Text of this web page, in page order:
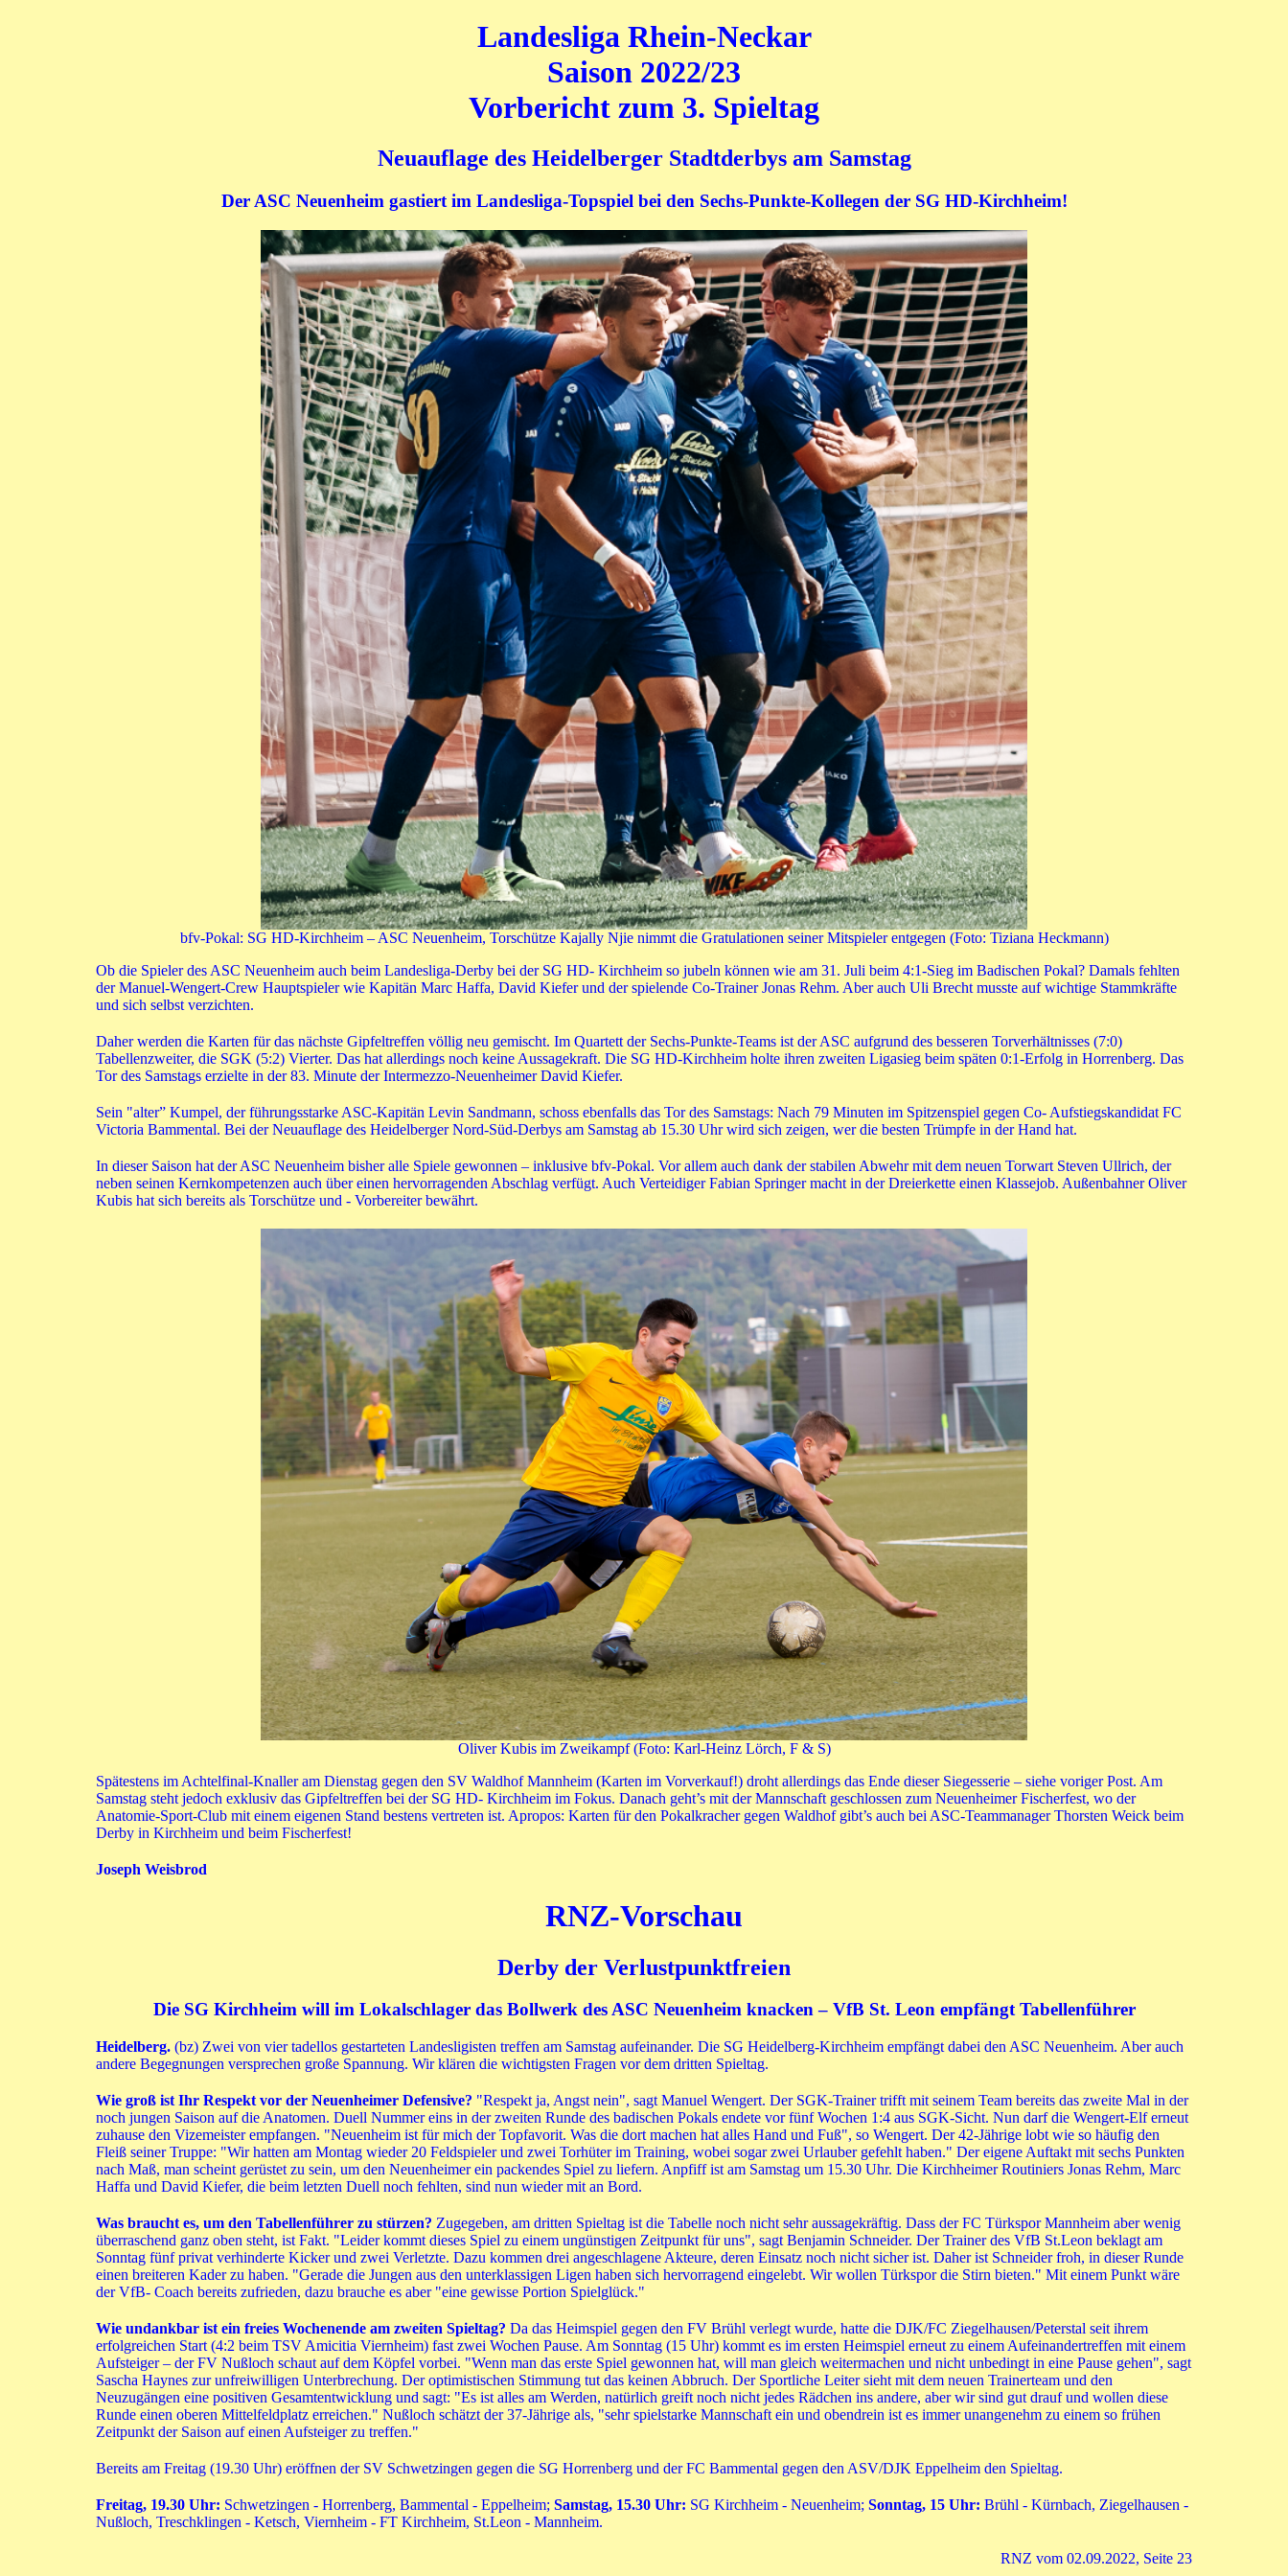
Landesliga Rhein-Neckar
Saison 2022/23
Vorbericht zum 3. Spieltag
Neuauflage des Heidelberger Stadtderbys am Samstag
Der ASC Neuenheim gastiert im Landesliga-Topspiel bei den Sechs-Punkte-Kollegen der SG HD-Kirchheim!
bfv-Pokal: SG HD-Kirchheim – ASC Neuenheim, Torschütze Kajally Njie nimmt die Gratulationen seiner Mitspieler entgegen (Foto: Tiziana Heckmann)
Ob die Spieler des ASC Neuenheim auch beim Landesliga-Derby bei der SG HD- Kirchheim so jubeln können wie am 31. Juli beim 4:1-Sieg im Badischen Pokal? Damals fehlten
der Manuel-Wengert-Crew Hauptspieler wie Kapitän Marc Haffa, David Kiefer und der spielende Co-Trainer Jonas Rehm. Aber auch Uli Brecht musste auf wichtige Stammkräfte
und sich selbst verzichten.
Daher werden die Karten für das nächste Gipfeltreffen völlig neu gemischt. Im Quartett der Sechs-Punkte-Teams ist der ASC aufgrund des besseren Torverhältnisses (7:0)
Tabellenzweiter, die SGK (5:2) Vierter. Das hat allerdings noch keine Aussagekraft. Die SG HD-Kirchheim holte ihren zweiten Ligasieg beim späten 0:1-Erfolg in Horrenberg. Das
Tor des Samstags erzielte in der 83. Minute der Intermezzo-Neuenheimer David Kiefer.
Sein "alter” Kumpel, der führungsstarke ASC-Kapitän Levin Sandmann, schoss ebenfalls das Tor des Samstags: Nach 79 Minuten im Spitzenspiel gegen Co- Aufstiegskandidat FC
Victoria Bammental. Bei der Neuauflage des Heidelberger Nord-Süd-Derbys am Samstag ab 15.30 Uhr wird sich zeigen, wer die besten Trümpfe in der Hand hat.
In dieser Saison hat der ASC Neuenheim bisher alle Spiele gewonnen – inklusive bfv-Pokal. Vor allem auch dank der stabilen Abwehr mit dem neuen Torwart Steven Ullrich, der
neben seinen Kernkompetenzen auch über einen hervorragenden Abschlag verfügt. Auch Verteidiger Fabian Springer macht in der Dreierkette einen Klassejob. Außenbahner Oliver
Kubis hat sich bereits als Torschütze und - Vorbereiter bewährt.
Oliver Kubis im Zweikampf (Foto: Karl-Heinz Lörch, F & S)
Spätestens im Achtelfinal-Knaller am Dienstag gegen den SV Waldhof Mannheim (Karten im Vorverkauf!) droht allerdings das Ende dieser Siegesserie – siehe voriger Post. Am
Samstag steht jedoch exklusiv das Gipfeltreffen bei der SG HD- Kirchheim im Fokus. Danach geht’s mit der Mannschaft geschlossen zum Neuenheimer Fischerfest, wo der
Anatomie-Sport-Club mit einem eigenen Stand bestens vertreten ist. Apropos: Karten für den Pokalkracher gegen Waldhof gibt’s auch bei ASC-Teammanager Thorsten Weick beim
Derby in Kirchheim und beim Fischerfest!
Joseph Weisbrod
RNZ-Vorschau
Derby der Verlustpunktfreien
Die SG Kirchheim will im Lokalschlager das Bollwerk des ASC Neuenheim knacken – VfB St. Leon empfängt Tabellenführer
Heidelberg. (bz) Zwei von vier tadellos gestarteten Landesligisten treffen am Samstag aufeinander. Die SG Heidelberg-Kirchheim empfängt dabei den ASC Neuenheim. Aber auch
andere Begegnungen versprechen große Spannung. Wir klären die wichtigsten Fragen vor dem dritten Spieltag.
Wie groß ist Ihr Respekt vor der Neuenheimer Defensive? "Respekt ja, Angst nein", sagt Manuel Wengert. Der SGK-Trainer trifft mit seinem Team bereits das zweite Mal in der
noch jungen Saison auf die Anatomen. Duell Nummer eins in der zweiten Runde des badischen Pokals endete vor fünf Wochen 1:4 aus SGK-Sicht. Nun darf die Wengert-Elf erneut
zuhause den Vizemeister empfangen. "Neuenheim ist für mich der Topfavorit. Was die dort machen hat alles Hand und Fuß", so Wengert. Der 42-Jährige lobt wie so häufig den
Fleiß seiner Truppe: "Wir hatten am Montag wieder 20 Feldspieler und zwei Torhüter im Training, wobei sogar zwei Urlauber gefehlt haben." Der eigene Auftakt mit sechs Punkten
nach Maß, man scheint gerüstet zu sein, um den Neuenheimer ein packendes Spiel zu liefern. Anpfiff ist am Samstag um 15.30 Uhr. Die Kirchheimer Routiniers Jonas Rehm, Marc
Haffa und David Kiefer, die beim letzten Duell noch fehlten, sind nun wieder mit an Bord.
Was braucht es, um den Tabellenführer zu stürzen? Zugegeben, am dritten Spieltag ist die Tabelle noch nicht sehr aussagekräftig. Dass der FC Türkspor Mannheim aber wenig
überraschend ganz oben steht, ist Fakt. "Leider kommt dieses Spiel zu einem ungünstigen Zeitpunkt für uns", sagt Benjamin Schneider. Der Trainer des VfB St.Leon beklagt am
Sonntag fünf privat verhinderte Kicker und zwei Verletzte. Dazu kommen drei angeschlagene Akteure, deren Einsatz noch nicht sicher ist. Daher ist Schneider froh, in dieser Runde
einen breiteren Kader zu haben. "Gerade die Jungen aus den unterklassigen Ligen haben sich hervorragend eingelebt. Wir wollen Türkspor die Stirn bieten." Mit einem Punkt wäre
der VfB- Coach bereits zufrieden, dazu brauche es aber "eine gewisse Portion Spielglück."
Wie undankbar ist ein freies Wochenende am zweiten Spieltag? Da das Heimspiel gegen den FV Brühl verlegt wurde, hatte die DJK/FC Ziegelhausen/Peterstal seit ihrem
erfolgreichen Start (4:2 beim TSV Amicitia Viernheim) fast zwei Wochen Pause. Am Sonntag (15 Uhr) kommt es im ersten Heimspiel erneut zu einem Aufeinandertreffen mit einem
Aufsteiger – der FV Nußloch schaut auf dem Köpfel vorbei. "Wenn man das erste Spiel gewonnen hat, will man gleich weitermachen und nicht unbedingt in eine Pause gehen", sagt
Sascha Haynes zur unfreiwilligen Unterbrechung. Der optimistischen Stimmung tut das keinen Abbruch. Der Sportliche Leiter sieht mit dem neuen Trainerteam und den
Neuzugängen eine positiven Gesamtentwicklung und sagt: "Es ist alles am Werden, natürlich greift noch nicht jedes Rädchen ins andere, aber wir sind gut drauf und wollen diese
Runde einen oberen Mittelfeldplatz erreichen." Nußloch schätzt der 37-Jährige als, "sehr spielstarke Mannschaft ein und obendrein ist es immer unangenehm zu einem so frühen
Zeitpunkt der Saison auf einen Aufsteiger zu treffen."
Bereits am Freitag (19.30 Uhr) eröffnen der SV Schwetzingen gegen die SG Horrenberg und der FC Bammental gegen den ASV/DJK Eppelheim den Spieltag.
Freitag, 19.30 Uhr: Schwetzingen - Horrenberg, Bammental - Eppelheim; Samstag, 15.30 Uhr: SG Kirchheim - Neuenheim; Sonntag, 15 Uhr: Brühl - Kürnbach, Ziegelhausen -
Nußloch, Treschklingen - Ketsch, Viernheim - FT Kirchheim, St.Leon - Mannheim.
RNZ vom 02.09.2022, Seite 23